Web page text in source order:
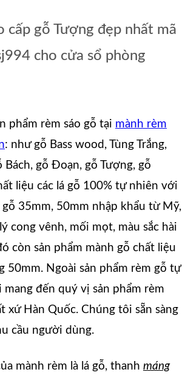
cấp gỗ Tượng đẹp nhất mã
cho cửa sổ phòng
phẩm rèm sáo gỗ tại mành rèm
: như gỗ Bass wood, Tùng Trắng,
gỗ Đoạn, gỗ Tượng, gỗ
liệu các lá gỗ 100% tự nhiên với
gỗ 35mm, 50mm nhập khẩu từ Mỹ,
cong vênh, mối mọt, màu sắc hài
còn sản phẩm mành gỗ chất liệu
50mm. Ngoài sản phẩm rèm gỗ tự
đến quý vị sản phẩm rèm
xứ Hàn Quốc. Chúng tôi sẵn sàng
cầu người dùng.
mành rèm là lá gỗ, thanh máng